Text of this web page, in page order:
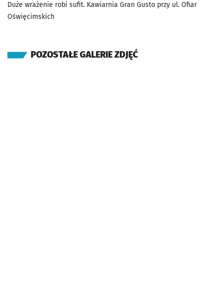
Duże wrażenie robi sufit. Kawiarnia Gran Gusto przy ul. Ofiar
Oświęcimskich
POZOSTAŁE GALERIE ZDJĘĆ